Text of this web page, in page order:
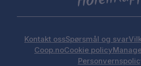
Kontakt ossSpørsmål og svar
Coop.noCookie policy